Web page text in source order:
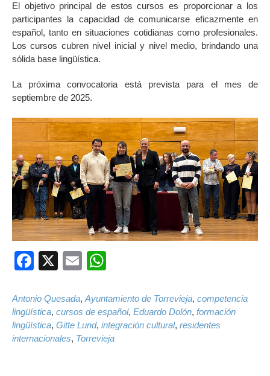
El objetivo principal de estos cursos es proporcionar a los
participantes la capacidad de comunicarse eficazmente en
español, tanto en situaciones cotidianas como profesionales.
Los cursos cubren nivel inicial y nivel medio, brindando una
sólida base lingüística.
La próxima convocatoria está prevista para el mes de
septiembre de 2025.
Facebook
X Email
Antonio Quesada, Ayuntamiento de Torrevieja, competencia
lingüística, cursos de español, Eduardo Dolón, formación
lingüística, Gitte Lund, integración cultural, residentes
internacionales, Torrevieja